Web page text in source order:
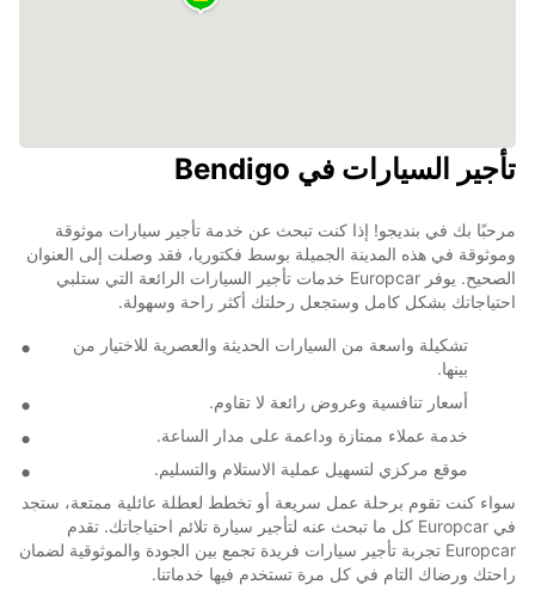
تأجير السيارات في Bendigo
مرحبًا بك في بنديجو! إذا كنت تبحث عن خدمة تأجير سيارات موثوقة
وموثوقة في هذه المدينة الجميلة بوسط فكتوريا، فقد وصلت إلى العنوان
الصحيح. يوفر Europcar خدمات تأجير السيارات الرائعة التي ستلبي
احتياجاتك بشكل كامل وستجعل رحلتك أكثر راحة وسهولة.
تشكيلة واسعة من السيارات الحديثة والعصرية للاختيار من
بينها.
أسعار تنافسية وعروض رائعة لا تقاوم.
خدمة عملاء ممتازة وداعمة على مدار الساعة.
موقع مركزي لتسهيل عملية الاستلام والتسليم.
سواء كنت تقوم برحلة عمل سريعة أو تخطط لعطلة عائلية ممتعة، ستجد
في Europcar كل ما تبحث عنه لتأجير سيارة تلائم احتياجاتك. تقدم
Europcar تجربة تأجير سيارات فريدة تجمع بين الجودة والموثوقية لضمان
راحتك ورضاك التام في كل مرة تستخدم فيها خدماتنا.